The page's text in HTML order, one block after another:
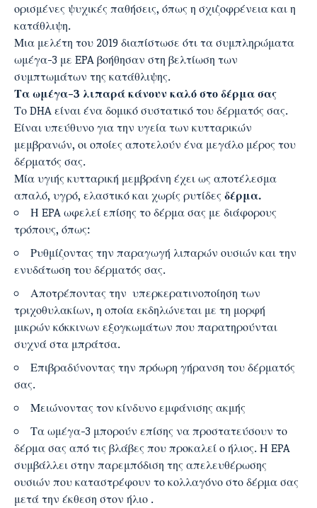
ορισμένες ψυχικές παθήσεις, όπως η σχιζοφρένεια και η
κατάθλιψη.
Μια μελέτη του 2019 διαπίστωσε ότι τα συμπληρώματα
ωμέγα-3 με EPA βοήθησαν στη βελτίωση των
συμπτωμάτων της κατάθλιψης.
Τα ωμέγα-3 λιπαρά κάνουν καλό στο δέρμα σας
Το DHA είναι ένα δομικό συστατικό του δέρματός σας.
Είναι υπεύθυνο για την υγεία των κυτταρικών
μεμβρανών, οι οποίες αποτελούν ένα μεγάλο μέρος του
δέρματός σας.
Μία υγιής κυτταρική μεμβράνη έχει ως αποτέλεσμα
απαλό, υγρό, ελαστικό και χωρίς ρυτίδες δέρμα.
Η EPA ωφελεί επίσης το δέρμα σας με διάφορους
τρόπους, όπως:
Ρυθμίζοντας την παραγωγή λιπαρών ουσιών και την
ενυδάτωση του δέρματός σας.
Αποτρέποντας την υπερκερατινοποίηση των
τριχοθυλακίων, η οποία εκδηλώνεται με τη μορφή
μικρών κόκκινων εξογκωμάτων που παρατηρούνται
συχνά στα μπράτσα.
Επιβραδύνοντας την πρόωρη γήρανση του δέρματός
σας.
Μειώνοντας τον κίνδυνο εμφάνισης ακμής
Τα ωμέγα-3 μπορούν επίσης να προστατεύσουν το
δέρμα σας από τις βλάβες που προκαλεί ο ήλιος. Η EPA
συμβάλλει στην παρεμπόδιση της απελευθέρωσης
ουσιών που καταστρέφουν το κολλαγόνο στο δέρμα σας
μετά την έκθεση στον ήλιο .